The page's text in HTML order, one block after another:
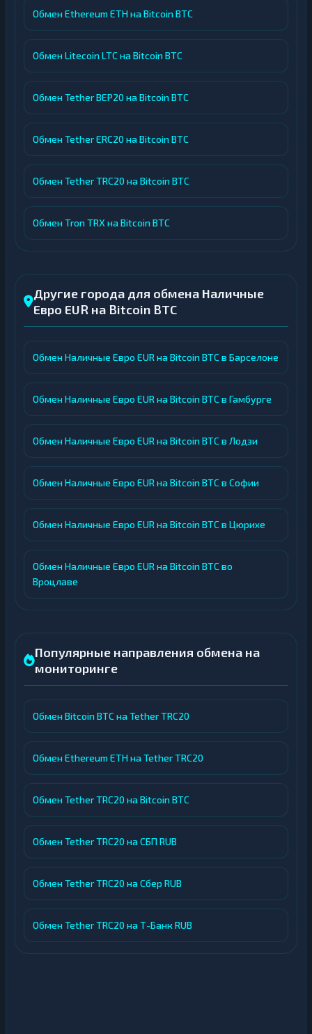
Обмен Ethereum ETH на Bitcoin BTC
Обмен Litecoin LTC на Bitcoin BTC
Обмен Tether BEP20 на Bitcoin BTC
Обмен Tether ERC20 на Bitcoin BTC
Обмен Tether TRC20 на Bitcoin BTC
Обмен Tron TRX на Bitcoin BTC
Другие города для обмена Наличные
Евро EUR на Bitcoin BTC
Обмен Наличные Евро EUR на Bitcoin BTC в Барселоне
Обмен Наличные Евро EUR на Bitcoin BTC в Гамбурге
Обмен Наличные Евро EUR на Bitcoin BTC в Лодзи
Обмен Наличные Евро EUR на Bitcoin BTC в Софии
Обмен Наличные Евро EUR на Bitcoin BTC в Цюрихе
Обмен Наличные Евро EUR на Bitcoin BTC во
Вроцлаве
Популярные направления обмена на
мониторинге
Обмен Bitcoin BTC на Tether TRC20
Обмен Ethereum ETH на Tether TRC20
Обмен Tether TRC20 на Bitcoin BTC
Обмен Tether TRC20 на СБП RUB
Обмен Tether TRC20 на Сбер RUB
Обмен Tether TRC20 на Т-Банк RUB